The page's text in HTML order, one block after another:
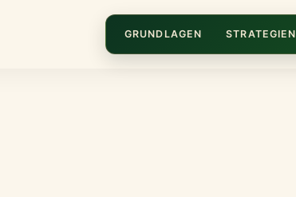
GRUNDLAGEN STRATEGIEN